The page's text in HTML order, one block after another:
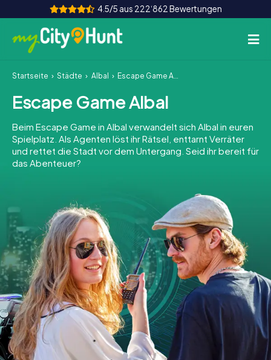
4.5/5 aus 222‘862 Bewertungen
So funktioniert's
Städte
Touren
Teamevent
INT AT CH
DE
ES
FR UK
IE
IT
NL
Tickets buchen
Gutscheine bestellen
Startseite Städte Albal Escape Game Albal
Escape Game Albal
Beim Escape Game in Albal verwandelt sich Albal in euren
Spielplatz. Als Agenten löst ihr Rätsel, enttarnt Verräter
und rettet die Stadt vor dem Untergang. Seid ihr bereit für
das Abenteuer?